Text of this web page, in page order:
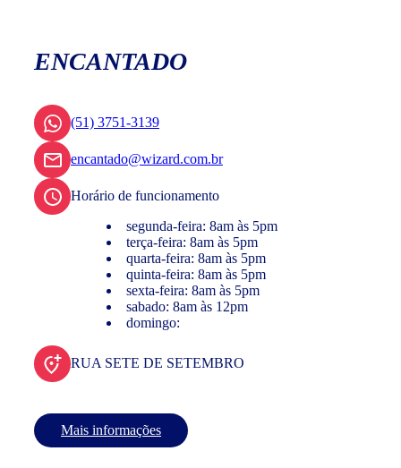
ENCANTADO
(51) 3751-3139
encantado@wizard.com.br
Horário de funcionamento
segunda-feira: 8am às 5pm
terça-feira: 8am às 5pm
quarta-feira: 8am às 5pm
quinta-feira: 8am às 5pm
sexta-feira: 8am às 5pm
sabado: 8am às 12pm
domingo:
RUA SETE DE SETEMBRO
Mais informações